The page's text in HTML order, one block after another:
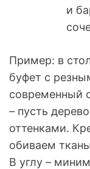
и
Пример: в
буфет с
современный
– пусть
оттенками.
обиваем
В углу –